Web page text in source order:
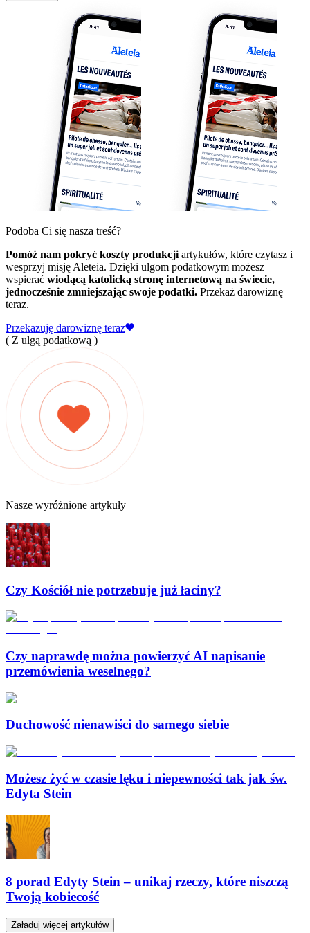
Podoba Ci się nasza treść?
Pomóż nam pokryć koszty produkcji artykułów, które czytasz i
wesprzyj misję Aleteia. Dzięki ulgom podatkowym możesz
wspierać wiodącą katolicką stronę internetową na świecie,
jednocześnie zmniejszając swoje podatki. Przekaż darowiznę
teraz.
Przekazuję darowiznę teraz
( Z ulgą podatkową )
Nasze wyróżnione artykuły
Czy Kościół nie potrzebuje już łaciny?
Czy naprawdę można powierzyć AI napisanie
przemówienia weselnego?
Duchowość nienawiści do samego siebie
Możesz żyć w czasie lęku i niepewności tak jak św.
Edyta Stein
8 porad Edyty Stein – unikaj rzeczy, które niszczą
Twoją kobiecość
Załaduj więcej artykułów